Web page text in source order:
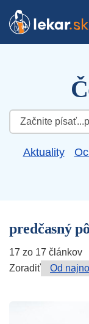
Hľadať:
Aktuality
predčasný
17 zo 17 článkov
Zoradiť